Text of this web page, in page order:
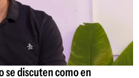
se discuten como en